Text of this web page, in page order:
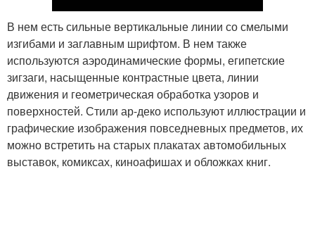
В нем есть сильные вертикальные линии со смелыми
изгибами и заглавным шрифтом. В нем также
используются аэродинамические формы, египетские
зигзаги, насыщенные контрастные цвета, линии
движения и геометрическая обработка узоров и
поверхностей. Стили ар-деко используют иллюстрации и
графические изображения повседневных предметов, их
можно встретить на старых плакатах автомобильных
выставок, комиксах, киноафишах и обложках книг.